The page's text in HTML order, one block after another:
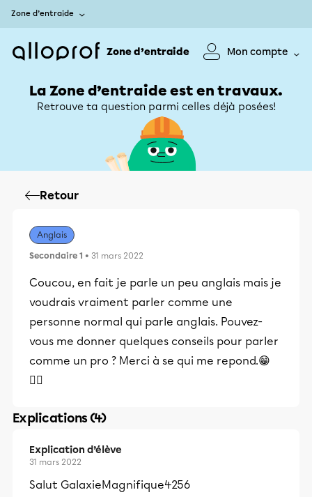
Zone d’entraide
Zone d’entraide Mon compte
La Zone d’entraide est en travaux.
Retrouve ta question parmi celles déjà posées!
Retour
Anglais
Secondaire 1 • 31 mars 2022
Coucou, en fait je parle un peu anglais mais je
voudrais vraiment parler comme une
personne normal qui parle anglais. Pouvez-
vous me donner quelques conseils pour parler
comme un pro ? Merci à se qui me repond.😁
🤷‍♀️
Explications (4)
Explication d’élève
31 mars 2022
Salut GalaxieMagnifique4256